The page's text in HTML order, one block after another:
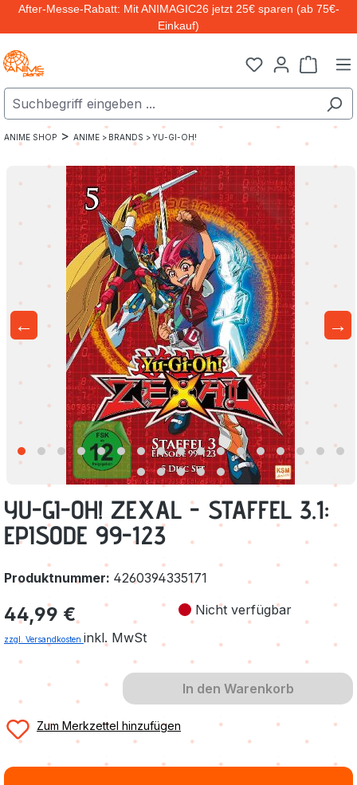
Zum Hauptinhalt springen
After-Messe-Rabatt: Mit ANIMAGIC26 jetzt 25€ sparen (ab 75€-
Einkauf)
ANIME SHOP > ANIME > BRANDS >YU-GI-OH!
← →
YU-GI-OH! ZEXAL - STAFFEL 3.1:
EPISODE 99-123
Produktnummer: 4260394335171
Regulärer Preis:
44,99 €
zzgl. Versandkosten inkl. MwSt
Nicht verfügbar
In den Warenkorb
Zum Merkzettel hinzufügen